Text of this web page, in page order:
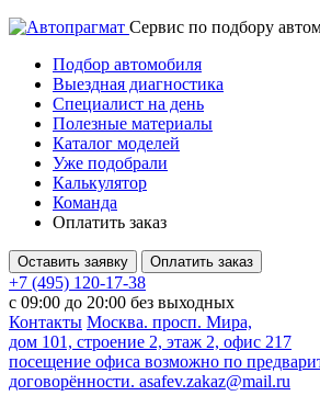
Cервис по подбору
Подбор автомобиля
Выездная диагностика
Специалист на день
Полезные материалы
Каталог моделей
Уже подобрали
Калькулятор
Команда
Оплатить заказ
Оставить заявку Оплатить заказ
+7 (495) 120-17-38
с 09:00 до 20:00 без выходных
Контакты Москва. просп. Мира,
дом 101, строение 2, этаж 2, офис 217
посещение офиса возможно по
договорённости. asafev.zakaz@mail.ru